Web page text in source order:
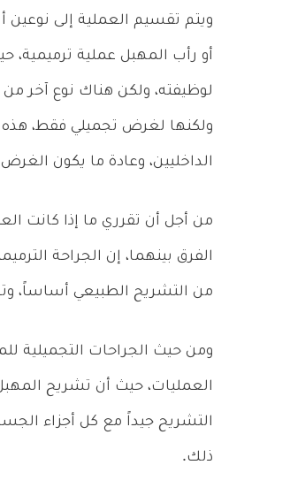
ويتم تقسيم العملية إلى
أو رأب المهبل عملية
لوظيفته، ولكن هناك نوع آخر
ولكنها لغرض تجميلي فقط، هذه
الداخليين، وعادة ما يكون
من أجل أن تقرري ما إذا كانت
الفرق بينهما، إن الجراحة
من التشريح الطبيعي أساساً،
ومن حيث الجراحات التجميلية
العمليات، حيث أن تشريح
التشريح جيداً مع كل أجزاء
ذلك.